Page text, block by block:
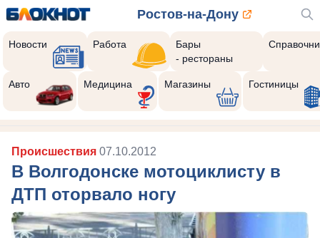
Ростов-на-Дону
Новости Работа
Бары
- рестораны
Авто Медицина Магазины Гостиницы
Происшествия 07.10.2012
В Волгодонске мотоциклисту в
ДТП оторвало ногу